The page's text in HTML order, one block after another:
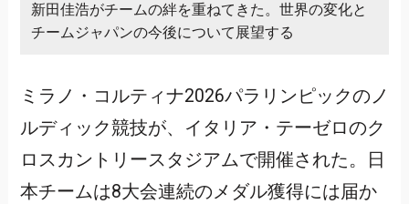
新田佳浩がチームの絆を重ねてきた。世界の変化と
チームジャパンの今後について展望する
ミラノ・コルティナ2026パラリンピックのノ
ルディック競技が、イタリア・テーゼロのク
ロスカントリースタジアムで開催された。日
本チームは8大会連続のメダル獲得には届か